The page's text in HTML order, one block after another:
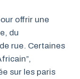
offrir une
du
rue. Certaines
sur les paris